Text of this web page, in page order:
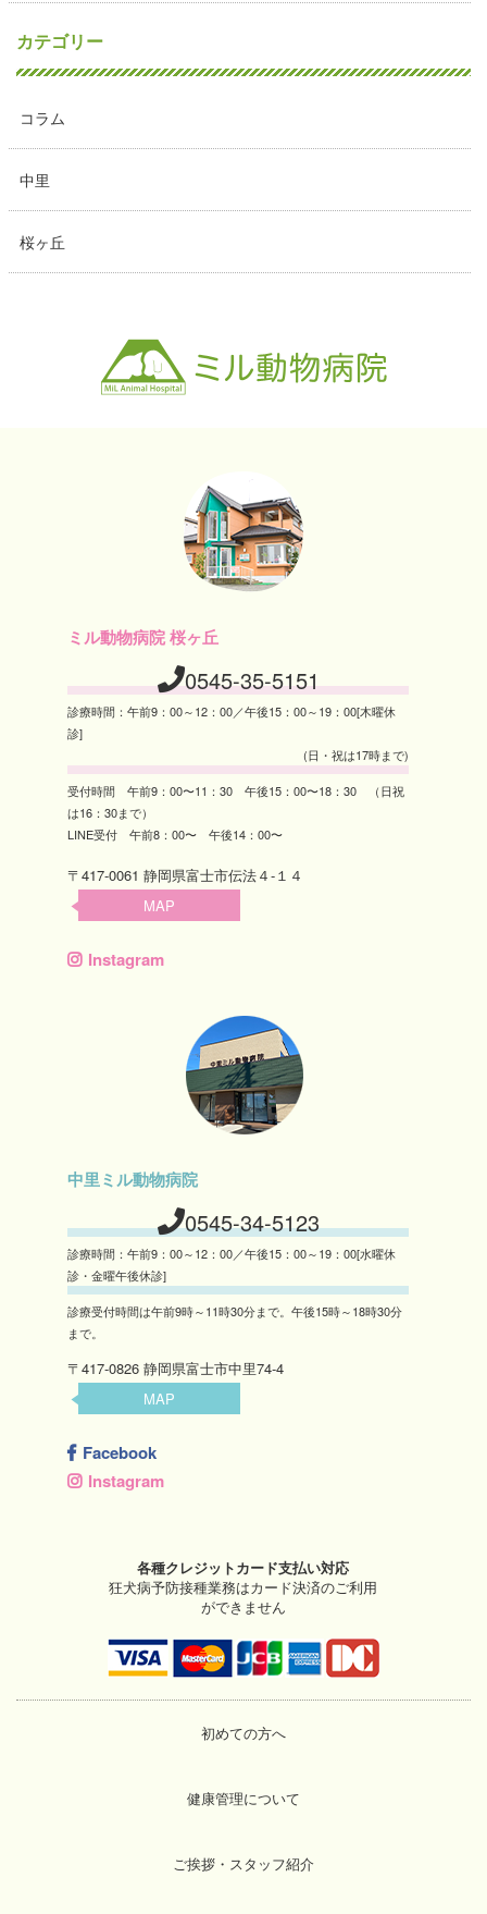
カテゴリー
コラム
中里
桜ヶ丘
ミル動物病院 桜ヶ丘
0545-35-5151
診療時間：午前9：00～12：00／午後15：00～19：00[木曜休
診]
(日・祝は17時まで)
受付時間 午前9：00〜11：30 午後15：00〜18：30 （日祝
は16：30まで）
LINE受付 午前8：00〜 午後14：00〜
〒417-0061 静岡県富士市伝法４-１４
MAP
Instagram
中里ミル動物病院
0545-34-5123
診療時間：午前9：00～12：00／午後15：00～19：00[水曜休
診・金曜午後休診]
診療受付時間は午前9時～11時30分まで。午後15時～18時30分
まで。
〒417-0826 静岡県富士市中里74-4
MAP
Facebook
Instagram
各種クレジットカード支払い対応
狂犬病予防接種業務はカード決済のご利用
ができません
初めての方へ
健康管理について
ご挨拶・スタッフ紹介